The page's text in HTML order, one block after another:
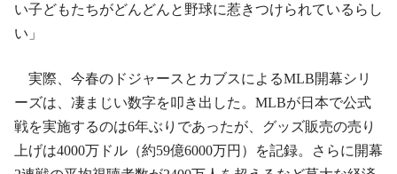
い子どもたちがどんどんと野球に惹きつけられているらし
い」
実際、今春のドジャースとカブスによるMLB開幕シリ
ーズは、凄まじい数字を叩き出した。MLBが日本で公式
戦を実施するのは6年ぶりであったが、グッズ販売の売り
上げは4000万ドル（約59億6000万円）を記録。さらに開幕